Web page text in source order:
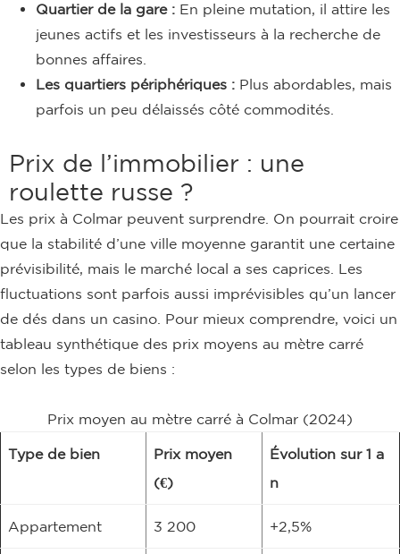
Quartier de la gare : En pleine mutation, il attire les
jeunes actifs et les investisseurs à la recherche de
bonnes affaires.
Les quartiers périphériques : Plus abordables, mais
parfois un peu délaissés côté commodités.
Prix de l’immobilier : une
roulette russe ?
Les prix à Colmar peuvent surprendre. On pourrait croire
que la stabilité d’une ville moyenne garantit une certaine
prévisibilité, mais le marché local a ses caprices. Les
fluctuations sont parfois aussi imprévisibles qu’un lancer
de dés dans un casino. Pour mieux comprendre, voici un
tableau synthétique des prix moyens au mètre carré
selon les types de biens :
Prix moyen au mètre carré à Colmar (2024)
Type de bien
Prix moyen
(€)
Évolution sur 1 a
n
Appartement 3 200 +2,5%